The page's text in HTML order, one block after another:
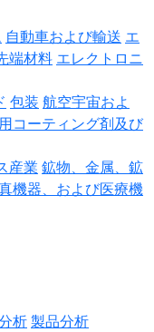
自動車および輸送 エ
端材料 エレクトロニ
包装 航空宇宙およ
コーティング剤及び
産業 鉱物、金属、鉱
機器、および医療機
析製品分析